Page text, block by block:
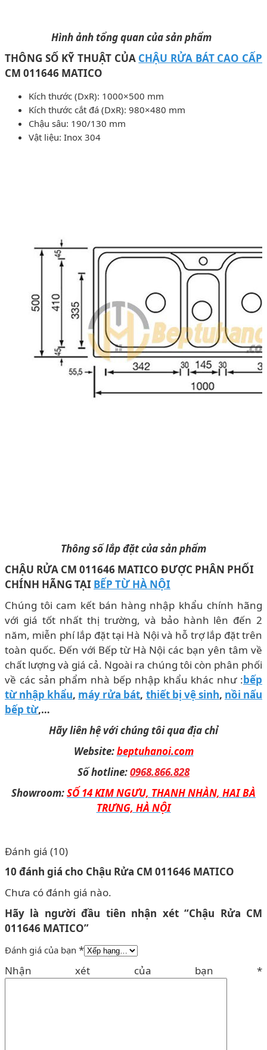
Hình ảnh tổng quan của sản phẩm
THÔNG SỐ KỸ THUẬT CỦA CHẬU RỬA BÁT CAO CẤP
CM 011646 MATICO
Kích thước (DxR): 1000×500 mm
Kích thước cắt đá (DxR): 980×480 mm
Chậu sâu: 190/130 mm
Vật liệu: Inox 304
Thông số lắp đặt của sản phẩm
CHẬU RỬA CM 011646 MATICO ĐƯỢC PHÂN PHỐI
CHÍNH HÃNG TẠI BẾP TỪ HÀ NỘI
Chúng tôi cam kết bán hàng nhập khẩu chính hãng
với giá tốt nhất thị trường, và bảo hành lên đến 2
năm, miễn phí lắp đặt tại Hà Nội và hỗ trợ lắp đặt trên
toàn quốc. Đến với Bếp từ Hà Nội các bạn yên tâm về
chất lượng và giá cả. Ngoài ra chúng tôi còn phân phối
về các sản phẩm nhà bếp nhập khẩu khác như :bếp
từ nhập khẩu, máy rửa bát, thiết bị vệ sinh, nồi nấu
bếp từ,…
Hãy liên hệ với chúng tôi qua địa chỉ
Website:beptuhanoi.com
Số hotline:0968.866.828
Showroom:SỐ 14 KIM NGƯU, THANH NHÀN, HAI BÀ
TRƯNG, HÀ NỘI
Đánh giá (10)
10 đánh giá cho Chậu Rửa CM 011646 MATICO
Chưa có đánh giá nào.
Hãy là người đầu tiên nhận xét “Chậu Rửa CM
011646 MATICO”
Đánh giá của bạn *
Nhận xét của bạn *